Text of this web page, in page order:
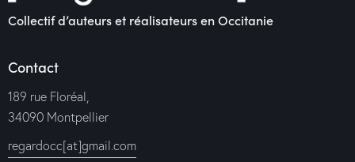
Collectif d’auteurs et réalisateurs en Occitanie
Contact
189 rue Floréal,
34090 Montpellier
regardocc[at]gmail.com